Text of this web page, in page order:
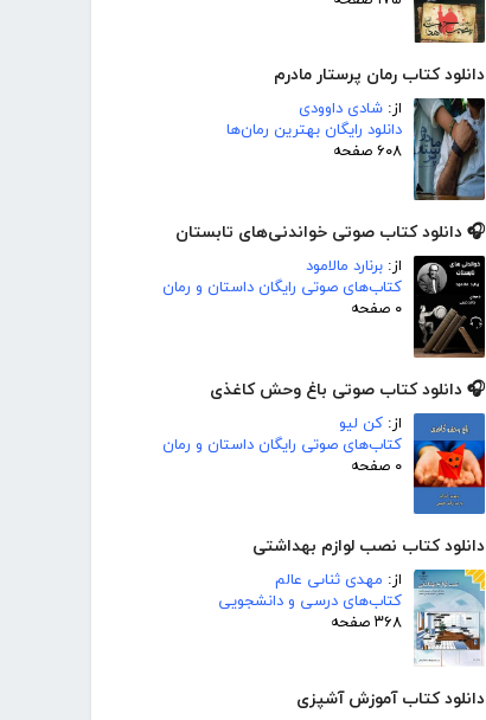
دانلود کتاب رمان پرستار مادرم
از: شادی داوودی
دانلود رایگان بهترین رمان‌ها
۶۰۸ صفحه
🎧 دانلود کتاب صوتی خواندنی‌های تابستان
از: برنارد مالامود
کتاب‌های صوتی رایگان داستان و رمان
۰ صفحه
🎧 دانلود کتاب صوتی باغ وحش کاغذی
از: کن لیو
کتاب‌های صوتی رایگان داستان و رمان
۰ صفحه
دانلود کتاب نصب لوازم بهداشتی
از: مهدى ثناىى عالم
کتاب‌های درسی و دانشجویی
۳۶۸ صفحه
دانلود کتاب آموزش آشپزی